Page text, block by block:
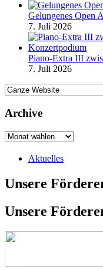
Gelungenes Open
7. Juli 2026
Piano-Extra III
7. Juli 2026
Archive
Aktuelles
Unsere
Unsere